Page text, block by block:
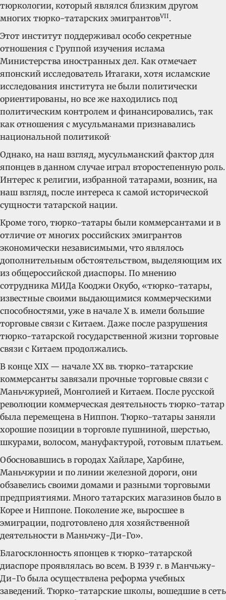
тюркологии, который являлся близким другом
многих тюрко-татарских эмигрантовVII.
Этот институт поддерживал особо секретные
отношения с Группой изучения ислама
Министерства иностранных дел. Как отмечает
японский исследователь Итагаки, хотя исламские
исследования института не были политически
ориентированы, но все же находились под
политическим контролем и финансировались, так
как отношения с мусульманами признавались
национальной политикой.
Однако, на наш взгляд, мусульманский фактор для
японцев в данном случае играл второстепенную роль.
Интерес к религии, избранной татарами, возник, на
наш взгляд, после интереса к самой исторической
сущности татарской нации.
Кроме того, тюрко-татары были коммерсантами и в
отличие от многих российских эмигрантов
экономически независимыми, что являлось
дополнительным обстоятельством, выделяющим их
из общероссийской диаспоры. По мнению
сотрудника МИДа Кооджи Окубо, «тюрко-татары,
известные своими выдающимися коммерческими
способностями, уже в начале X в. имели большие
торговые связи с Китаем. Даже после разрушения
тюрко-татарской государственной жизни торговые
связи с Китаем продолжались.
В конце XIX — начале XX вв. тюрко-татарские
коммерсанты завязали прочные торговые связи с
Маньчжурией, Монголией и Китаем. После русской
революции коммерческая деятельность тюрко-татар
была перемещена в Ниппон. Тюрко-татары заняли
хорошие позиции в торговле пушниной, шерстью,
шкурами, волосом, мануфактурой, готовым платьем.
Обосновавшись в городах Хайларе, Харбине,
Маньчжурии и по линии железной дороги, они
обзавелись своими домами и разными торговыми
предприятиями. Много татарских магазинов было в
Корее и Ниппоне. Поколение же, выросшее в
эмиграции, подготовлено для хозяйственной
деятельности в Маньчжу-Ди-Го».
Благосклонность японцев к тюрко-татарской
диаспоре проявлялась во всем. В 1939 г. в Манчьжу-
Ди-Го была осуществлена реформа учебных
заведений. Тюрко-татарские школы, вошедшие в сеть